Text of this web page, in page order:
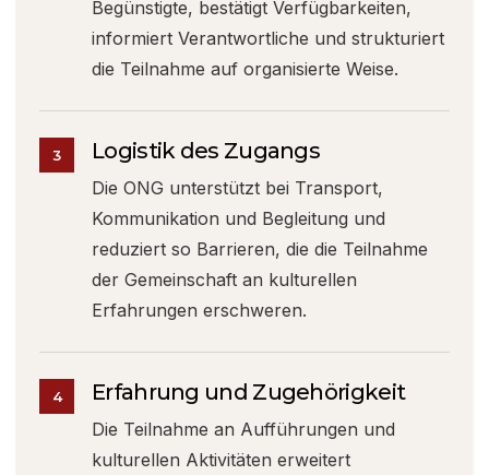
Begünstigte, bestätigt Verfügbarkeiten,
informiert Verantwortliche und strukturiert
die Teilnahme auf organisierte Weise.
3 Logistik des Zugangs
Die ONG unterstützt bei Transport,
Kommunikation und Begleitung und
reduziert so Barrieren, die die Teilnahme
der Gemeinschaft an kulturellen
Erfahrungen erschweren.
4 Erfahrung und Zugehörigkeit
Die Teilnahme an Aufführungen und
kulturellen Aktivitäten erweitert